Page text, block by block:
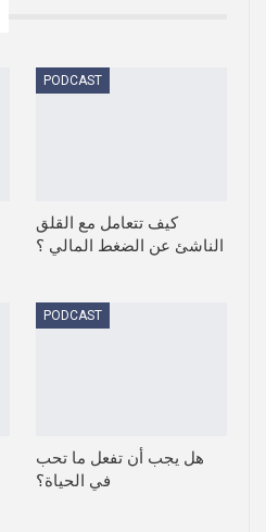
PODCAST
كيف تتعامل مع القلق
الناشئ عن الضغط المالي ؟
PODCAST
هل يجب أن تفعل ما تحب
في الحياة؟